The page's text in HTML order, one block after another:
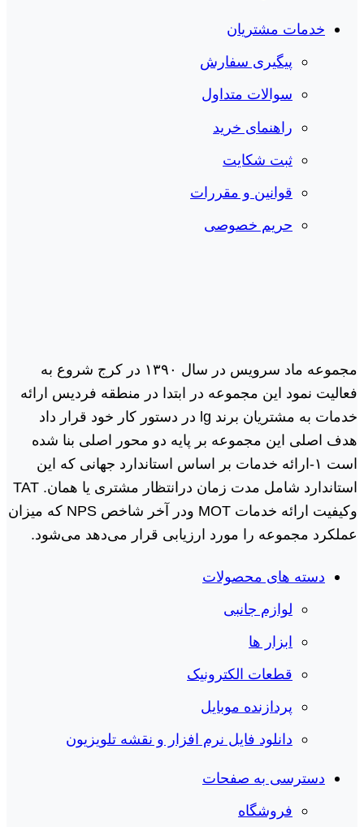
خدمات مشتریان
پیگیری سفارش
سوالات متداول
راهنمای خرید
ثبت شکایت
قوانین و مقررات
حریم خصوصی
مجموعه ماد سرویس در سال ١٣٩٠ در کرج شروع به
فعالیت نمود این مجموعه در ابتدا در منطقه فردیس ارائه
خدمات به مشتریان برند lg در دستور کار خود قرار داد
هدف اصلی این مجموعه بر پایه دو محور اصلی بنا شده
است ١-ارائه خدمات بر اساس استاندارد جهانی که این
استاندارد شامل مدت زمان درانتظار مشتری یا همان. TAT
وکیفیت ارائه خدمات MOT ودر آخر شاخص NPS که میزان
عملکرد مجموعه را مورد ارزیابی قرار می‌دهد می‌شود.
دسته های محصولات
لوازم جانبی
ابزار ها
قطعات الکترونیک
پردازنده موبایل
دانلود فایل نرم افزار و نقشه تلویزیون
دسترسی به صفحات
فروشگاه